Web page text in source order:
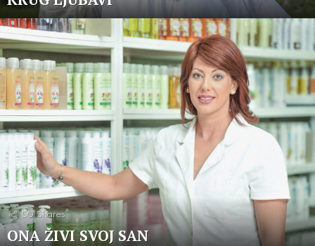
50 Shares
ONA ŽIVI SVOJ SAN